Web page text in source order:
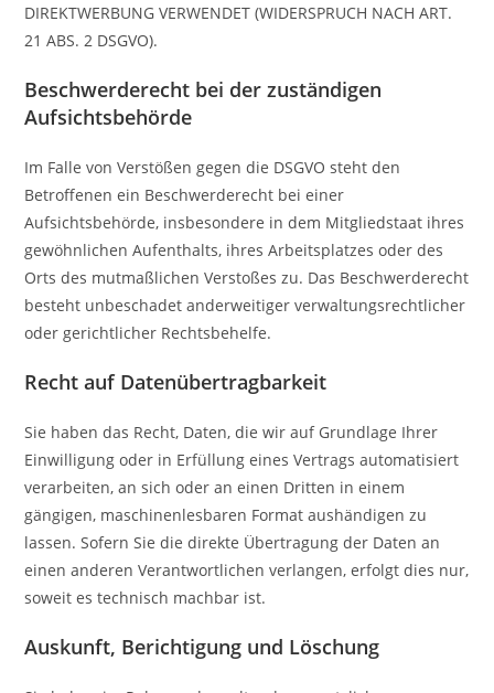
DIREKTWERBUNG VERWENDET (WIDERSPRUCH NACH ART.
21 ABS. 2 DSGVO).
Beschwerde­recht bei der zuständigen
Aufsichts­behörde
Im Falle von Verstößen gegen die DSGVO steht den
Betroffenen ein Beschwerderecht bei einer
Aufsichtsbehörde, insbesondere in dem Mitgliedstaat ihres
gewöhnlichen Aufenthalts, ihres Arbeitsplatzes oder des
Orts des mutmaßlichen Verstoßes zu. Das Beschwerderecht
besteht unbeschadet anderweitiger verwaltungsrechtlicher
oder gerichtlicher Rechtsbehelfe.
Recht auf Daten­übertrag­barkeit
Sie haben das Recht, Daten, die wir auf Grundlage Ihrer
Einwilligung oder in Erfüllung eines Vertrags automatisiert
verarbeiten, an sich oder an einen Dritten in einem
gängigen, maschinenlesbaren Format aushändigen zu
lassen. Sofern Sie die direkte Übertragung der Daten an
einen anderen Verantwortlichen verlangen, erfolgt dies nur,
soweit es technisch machbar ist.
Auskunft, Berichtigung und Löschung